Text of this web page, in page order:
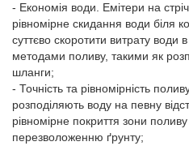
- Економія води. Емітери на
рівномірне скидання води біля
суттєво скоротити витрату води
методами поливу, такими як
шланги;
- Точність та рівномірність
розподіляють воду на певну
рівномірне покриття зони
перезволоженню ґрунту;